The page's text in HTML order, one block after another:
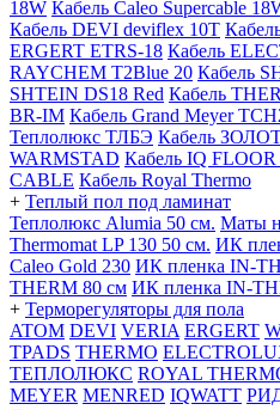
18W Кабель Caleo Supercable
Кабель DEVI deviflex 10T
ERGERT ETRS-18 Кабель
RAYCHEM T2Blue 20 Кабель
SHTEIN DS18 Red Кабель
BR-IM Кабель Grand Meyer
Теплолюкс ТЛБЭ Кабель
WARMSTAD Кабель IQ
CABLE Кабель Royal Thermo
+ Теплый пол под ламинат
Теплолюкс Alumia 50 см. Маты
Thermomat LP 130 50 cм. ИК
Caleo Gold 230 ИК пленка IN-
THERM 80 см ИК пленка IN-
+ Терморегуляторы для пола
ATOM DEVI VERIA ERGERT
TPADS THERMO
ТЕПЛОЛЮКС ROYAL
MEYER MENRED IQWATT